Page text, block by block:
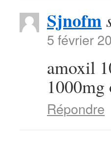
Sjnofm
5 février
amoxil
Répondre